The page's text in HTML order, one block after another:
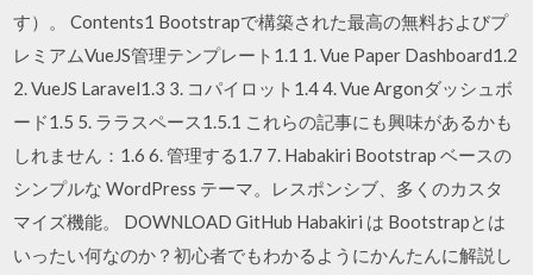
す）。 Contents1 Bootstrapで構築された最高の無料およびプ
レミアムVueJS管理テンプレート1.1 1. Vue Paper Dashboard1.2
2. VueJS Laravel1.3 3. コパイロット1.4 4. Vue Argonダッシュボ
ード1.5 5. ララスペース1.5.1 これらの記事にも興味があるかも
しれません：1.6 6. 管理する1.7 7. Habakiri Bootstrap ベースの
シンプルな WordPress テーマ。レスポンシブ、多くのカスタ
マイズ機能。 DOWNLOAD GitHub Habakiri は Bootstrapとは
いったい何なのか？初心者でもわかるようにかんたんに解説し